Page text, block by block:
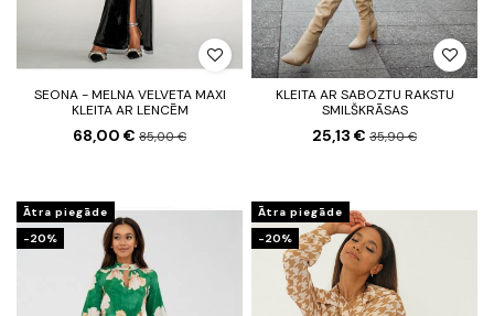
SEONA - MELNA VELVETA MAXI
KLEITA AR LENCĒM
68,00 € 85,00 €
KLEITA AR SABOZTU RAKSTU
SMILŠKRĀSAS
25,13 € 35,90 €
Ātra piegāde
-20%
Ātra piegāde
-20%